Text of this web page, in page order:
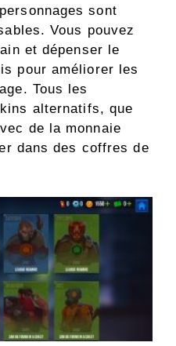
sont
Vous pouvez
et dépenser le
pour améliorer les
Tous les
alternatifs, que
de la monnaie
dans des coffres de